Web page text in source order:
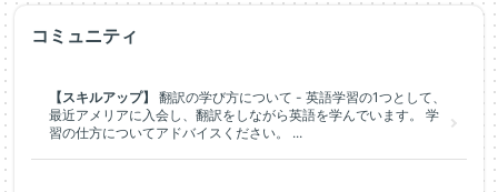
コミュニティ
【スキルアップ】
翻訳の学び方について - 英語学習の1つとして、
最近アメリアに入会し、翻訳をしながら英語を学んでいます。 学
習の仕方についてアドバイスください。 ...